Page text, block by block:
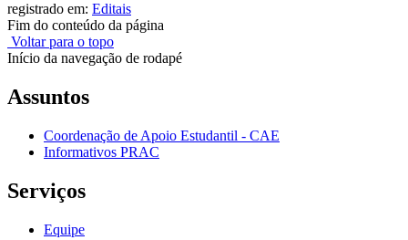
registrado em: Editais
Fim do conteúdo da página
Voltar para o topo
Início da navegação de rodapé
Assuntos
Coordenação de Apoio Estudantil - CAE
Informativos PRAC
Serviços
Equipe